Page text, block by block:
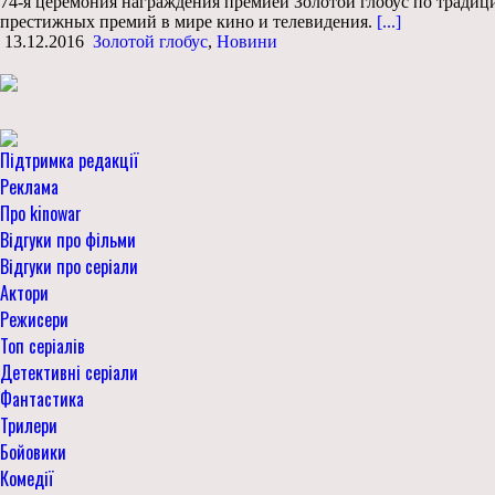
престижных премий в мире кино и телевидения. [...]
13.12.2016 Золотой глобус, Новини
Підтримка редакції
Реклама
Про kinowar
Відгуки про фільми
Відгуки про серіали
Актори
Режисери
Топ серіалів
Детективні серіали
Фантастика
Трилери
Бойовики
Комедії